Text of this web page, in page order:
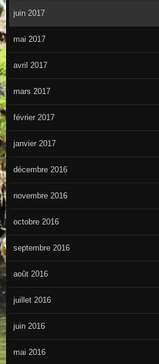
juin 2017
mai 2017
avril 2017
mars 2017
février 2017
janvier 2017
décembre 2016
novembre 2016
octobre 2016
septembre 2016
août 2016
juillet 2016
juin 2016
mai 2016